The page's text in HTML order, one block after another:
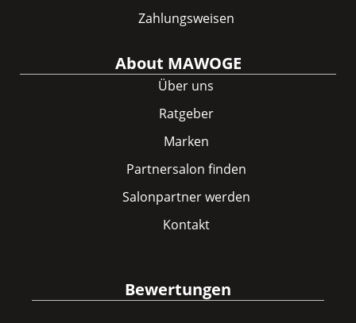
Zahlungsweisen
About MAWOGE
Über uns
Ratgeber
Marken
Partnersalon finden
Salonpartner werden
Kontakt
Bewertungen